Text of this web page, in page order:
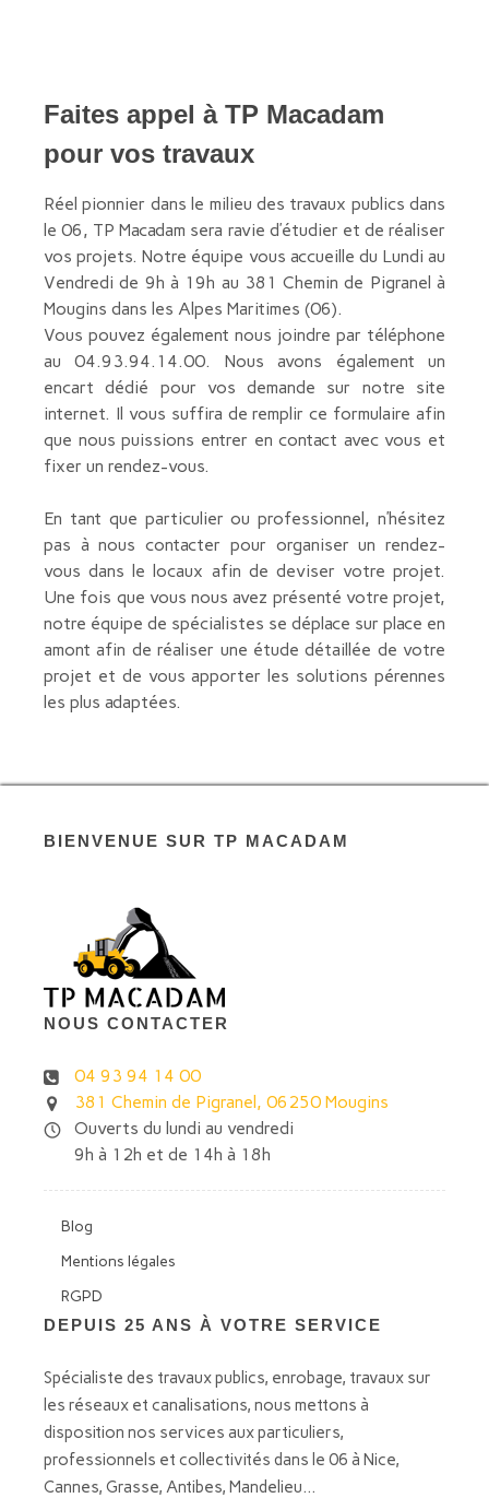
Faites appel à TP Macadam
pour vos travaux
Réel pionnier dans le milieu des travaux publics dans
le 06, TP Macadam sera ravie d’étudier et de réaliser
vos projets. Notre équipe vous accueille du Lundi au
Vendredi de 9h à 19h au 381 Chemin de Pigranel à
Mougins dans les Alpes Maritimes (06).
Vous pouvez également nous joindre par téléphone
au 04.93.94.14.00. Nous avons également un
encart dédié pour vos demande sur notre site
internet. Il vous suffira de remplir ce formulaire afin
que nous puissions entrer en contact avec vous et
fixer un rendez-vous.
En tant que particulier ou professionnel, n’hésitez
pas à nous contacter pour organiser un rendez-
vous dans le locaux afin de deviser votre projet.
Une fois que vous nous avez présenté votre projet,
notre équipe de spécialistes se déplace sur place en
amont afin de réaliser une étude détaillée de votre
projet et de vous apporter les solutions pérennes
les plus adaptées.
BIENVENUE SUR TP MACADAM
NOUS CONTACTER
04 93 94 14 00
381 Chemin de Pigranel, 06250 Mougins
Ouverts du lundi au vendredi
9h à 12h et de 14h à 18h
Blog
Mentions légales
RGPD
DEPUIS 25 ANS À VOTRE SERVICE
Spécialiste des travaux publics, enrobage, travaux sur
les réseaux et canalisations, nous mettons à
disposition nos services aux particuliers,
professionnels et collectivités dans le 06 à Nice,
Cannes, Grasse, Antibes, Mandelieu...